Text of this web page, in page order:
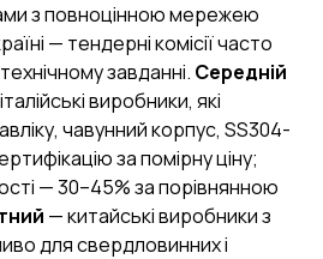
з повноцінною мережею
— тендерні комісії часто
завданні. Середній
виробники, які
чавунний корпус, SS304-
за помірну ціну;
— 30–45% за порівнянною
— китайські виробники з
для свердловинних і